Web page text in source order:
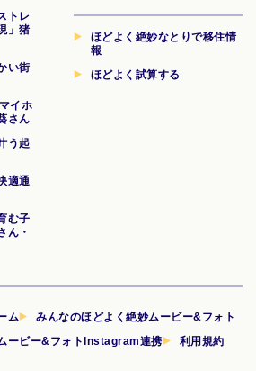
トレ
」猪
い街
イホ
さん
う起
適通
む子
ん・
ほどよく絶妙なとりで移住情
報
ほどよく試算する
ム
みんなのほどよく絶妙ムービー&フォト
ービー&フォトInstagram連携
利用規約